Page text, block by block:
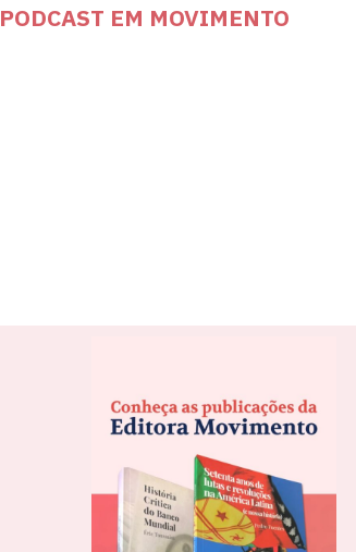
PODCAST EM MOVIMENTO